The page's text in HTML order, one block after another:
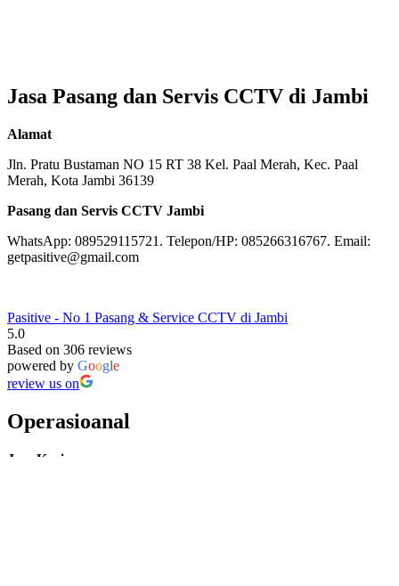
Jasa Pasang dan Servis CCTV di Jambi
Alamat
Jln. Pratu Bustaman NO 15 RT 38 Kel. Paal Merah, Kec. Paal
Merah, Kota Jambi 36139
Pasang dan Servis CCTV Jambi
WhatsApp: 089529115721. Telepon/HP: 085266316767. Email:
getpasitive@gmail.com
Pasitive - No 1 Pasang & Service CCTV di Jambi
5.0
Based on 306 reviews
powered by Google
review us on
Operasioanal
Jam Kerja